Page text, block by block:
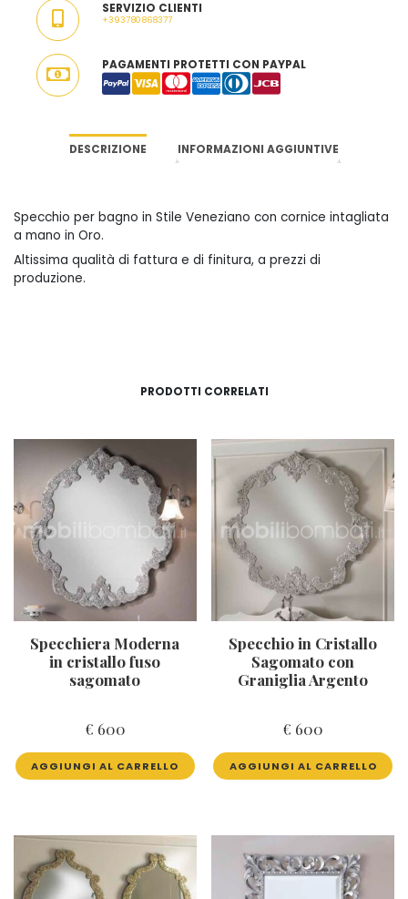
SERVIZIO CLIENTI
+393780868377
PAGAMENTI PROTETTI CON PAYPAL
DESCRIZIONE INFORMAZIONI AGGIUNTIVE
Specchio per bagno in Stile Veneziano con cornice intagliata
a mano in Oro.
Altissima qualità di fattura e di finitura, a prezzi di
produzione.
PRODOTTI CORRELATI
Specchiera Moderna
in cristallo fuso
sagomato
€ 600
AGGIUNGI AL CARRELLO
Specchio in Cristallo
Sagomato con
Graniglia Argento
€ 600
AGGIUNGI AL CARRELLO